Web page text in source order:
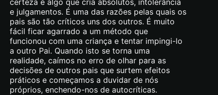
e julgamentos. É uma das razões pelas quais os
pais são tão críticos uns dos outros. É muito
fácil ficar agarrado a um método que
funcionou com uma criança e tentar impingi-lo
a outro Pai. Quando isto se torna uma
realidade, caímos no erro de olhar para as
decisões de outros pais que surtem efeitos
práticos e começamos a duvidar de nós
próprios, enchendo-nos de autocríticas.